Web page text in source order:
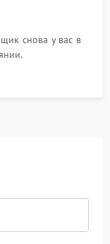
снова у вас в